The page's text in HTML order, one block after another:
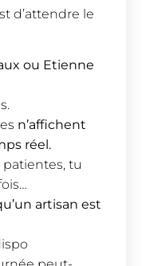
d’attendre le
ou Etienne
n’affichent
réel.
tu
artisan est